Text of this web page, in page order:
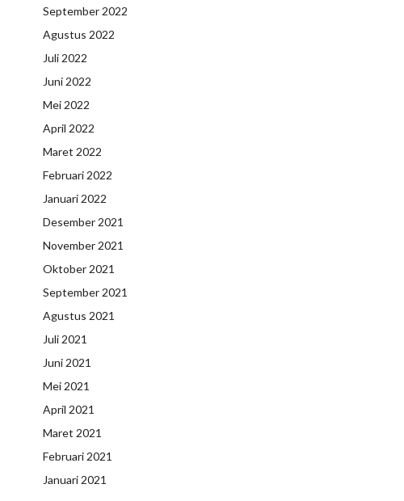
September 2022
Agustus 2022
Juli 2022
Juni 2022
Mei 2022
April 2022
Maret 2022
Februari 2022
Januari 2022
Desember 2021
November 2021
Oktober 2021
September 2021
Agustus 2021
Juli 2021
Juni 2021
Mei 2021
April 2021
Maret 2021
Februari 2021
Januari 2021